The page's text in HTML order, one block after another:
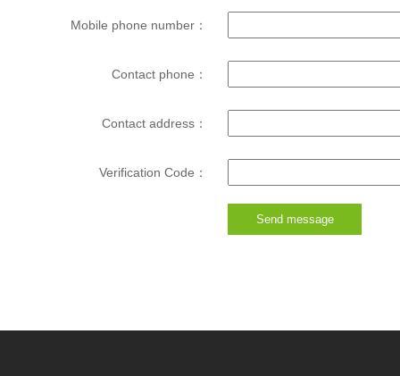
Mobile phone number：
Contact phone：
Contact address：
Verification Code：